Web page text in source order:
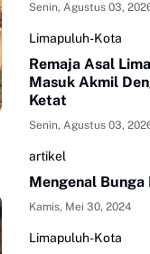
Senin, Agustus 03,
Limapuluh-Kota
Remaja Asal
Masuk Akmil
Ketat
Senin, Agustus 03,
artikel
Mengenal Bunga
Kamis, Mei 30, 2024
Limapuluh-Kota